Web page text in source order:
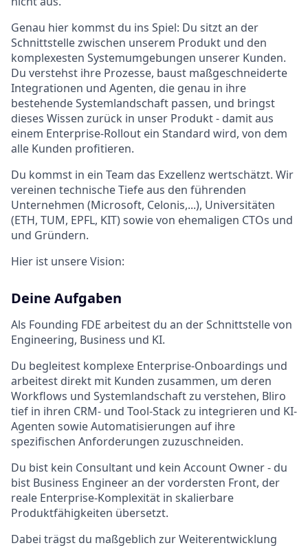
Genau hier kommst du ins Spiel: Du sitzt an der
Schnittstelle zwischen unserem Produkt und den
komplexesten Systemumgebungen unserer Kunden.
Du verstehst ihre Prozesse, baust maßgeschneiderte
Integrationen und Agenten, die genau in ihre
bestehende Systemlandschaft passen, und bringst
dieses Wissen zurück in unser Produkt - damit aus
einem Enterprise-Rollout ein Standard wird, von dem
alle Kunden profitieren.
Du kommst in ein Team das Exzellenz wertschätzt. Wir
vereinen technische Tiefe aus den führenden
Unternehmen (Microsoft, Celonis,...), Universitäten
(ETH, TUM, EPFL, KIT) sowie von ehemaligen CTOs und
und Gründern.
Hier ist unsere Vision:
Deine Aufgaben
Als Founding FDE arbeitest du an der Schnittstelle von
Engineering, Business und KI.
Du begleitest komplexe Enterprise-Onboardings und
arbeitest direkt mit Kunden zusammen, um deren
Workflows und Systemlandschaft zu verstehen, Bliro
tief in ihren CRM- und Tool-Stack zu integrieren und KI-
Agenten sowie Automatisierungen auf ihre
spezifischen Anforderungen zuzuschneiden.
Du bist kein Consultant und kein Account Owner - du
bist Business Engineer an der vordersten Front, der
reale Enterprise-Komplexität in skalierbare
Produktfähigkeiten übersetzt.
Dabei trägst du maßgeblich zur Weiterentwicklung